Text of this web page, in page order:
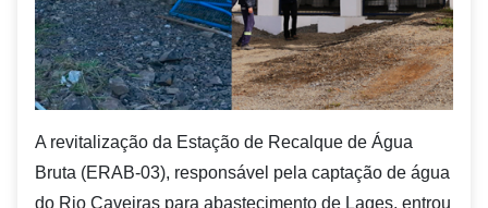
A revitalização da Estação de Recalque de Água
Bruta (ERAB-03), responsável pela captação de água
do Rio Caveiras para abastecimento de Lages, entrou